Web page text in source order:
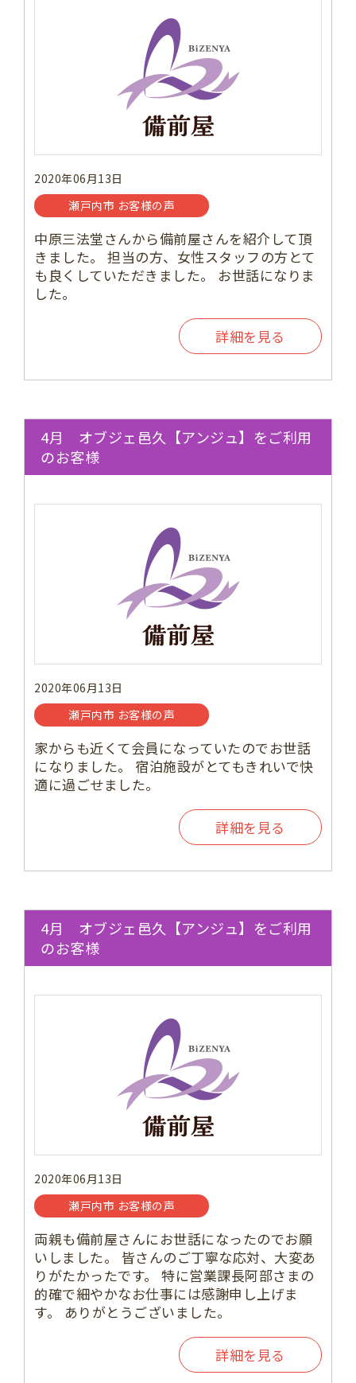
2020年06月13日
瀬戸内市 お客様の声
中原三法堂さんから備前屋さんを紹介して頂
きました。 担当の方、女性スタッフの方とて
も良くしていただきました。 お世話になりま
した。
詳細を見る
4月 オブジェ邑久【アンジュ】をご利用
のお客様
2020年06月13日
瀬戸内市 お客様の声
家からも近くて会員になっていたのでお世話
になりました。 宿泊施設がとてもきれいで快
適に過ごせました。
詳細を見る
4月 オブジェ邑久【アンジュ】をご利用
のお客様
2020年06月13日
瀬戸内市 お客様の声
両親も備前屋さんにお世話になったのでお願
いしました。 皆さんのご丁寧な応対、大変あ
りがたかったです。 特に営業課長阿部さまの
的確で細やかなお仕事には感謝申し上げま
す。 ありがとうございました。
詳細を見る